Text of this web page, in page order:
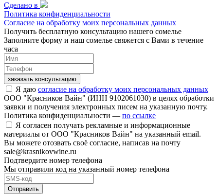
Сделано в
Политика конфиденциальности
Согласие на обработку моих персональных данных
Получить бесплатную консультацию нашего сомелье
Заполните форму и наш сомелье свяжется с Вами в течение
часа
заказать консультацию
Я даю согласие на обработку моих персональных данных
ООО "Красников Вайн" (ИНН 9102061030) в целях обработки
заявки и получения электронных писем на указанную почту.
Политика конфиденциальности — по ссылке
Я согласен получать рекламные и информационные
материалы от ООО "Красников Вайн" на указанный email.
Вы можете отозвать своё согласие, написав на почту
sale@krasnikovwine.ru
Подтвердите номер телефона
Мы отправили код на указанный номер телефона
Отправить